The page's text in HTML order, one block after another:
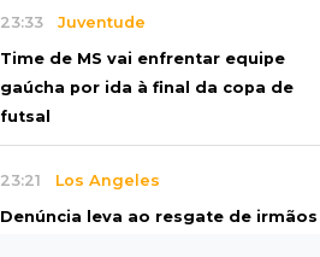
23:33 Juventude
Time de MS vai enfrentar equipe
gaúcha por ida à final da copa de
futsal
23:21 Los Angeles
Denúncia leva ao resgate de irmãos